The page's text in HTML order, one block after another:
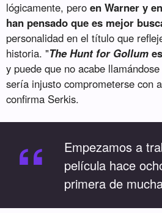
lógicamente, pero en Warner y
han pensado que es mejor
personalidad en el título que
historia. "The Hunt for Gollum
y puede que no acabe
sería injusto comprometerse con
confirma Serkis.
“
Empezamos a
película hace
primera de